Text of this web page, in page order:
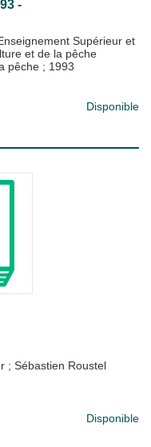
-
Supérieur et
et de la pêche
pêche ; 1993
Disponible
; Sébastien Roustel
Disponible